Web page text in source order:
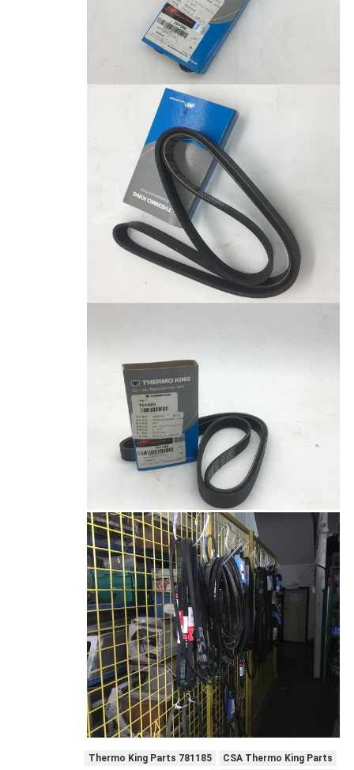
CSA Thermo King Parts
781185 Thermo King Parts